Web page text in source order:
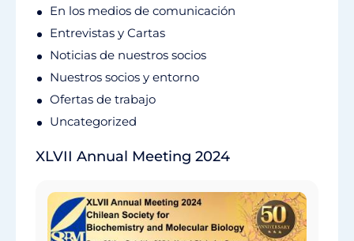
En los medios de comunicación
Entrevistas y Cartas
Noticias de nuestros socios
Nuestros socios y entorno
Ofertas de trabajo
Uncategorized
XLVII Annual Meeting 2024